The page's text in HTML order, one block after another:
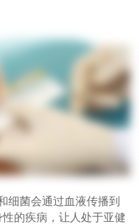
菌会通过血液传播到
的疾病，让人处于亚健